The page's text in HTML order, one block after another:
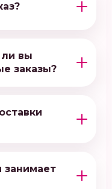
ли вы
заказы?
занимает